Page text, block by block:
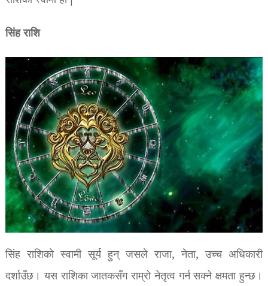
सिंह राशि
सिंह राशिको स्वामी सूर्य हुन् जसले राजा, नेता, उच्च अधिकारी
दर्शाउँछ। यस राशिका जातकसँग राम्रो नेतृत्व गर्न सक्ने क्षमता हुन्छ।